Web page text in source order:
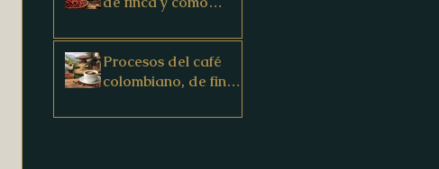
Procesos del café
colombiano, de finca